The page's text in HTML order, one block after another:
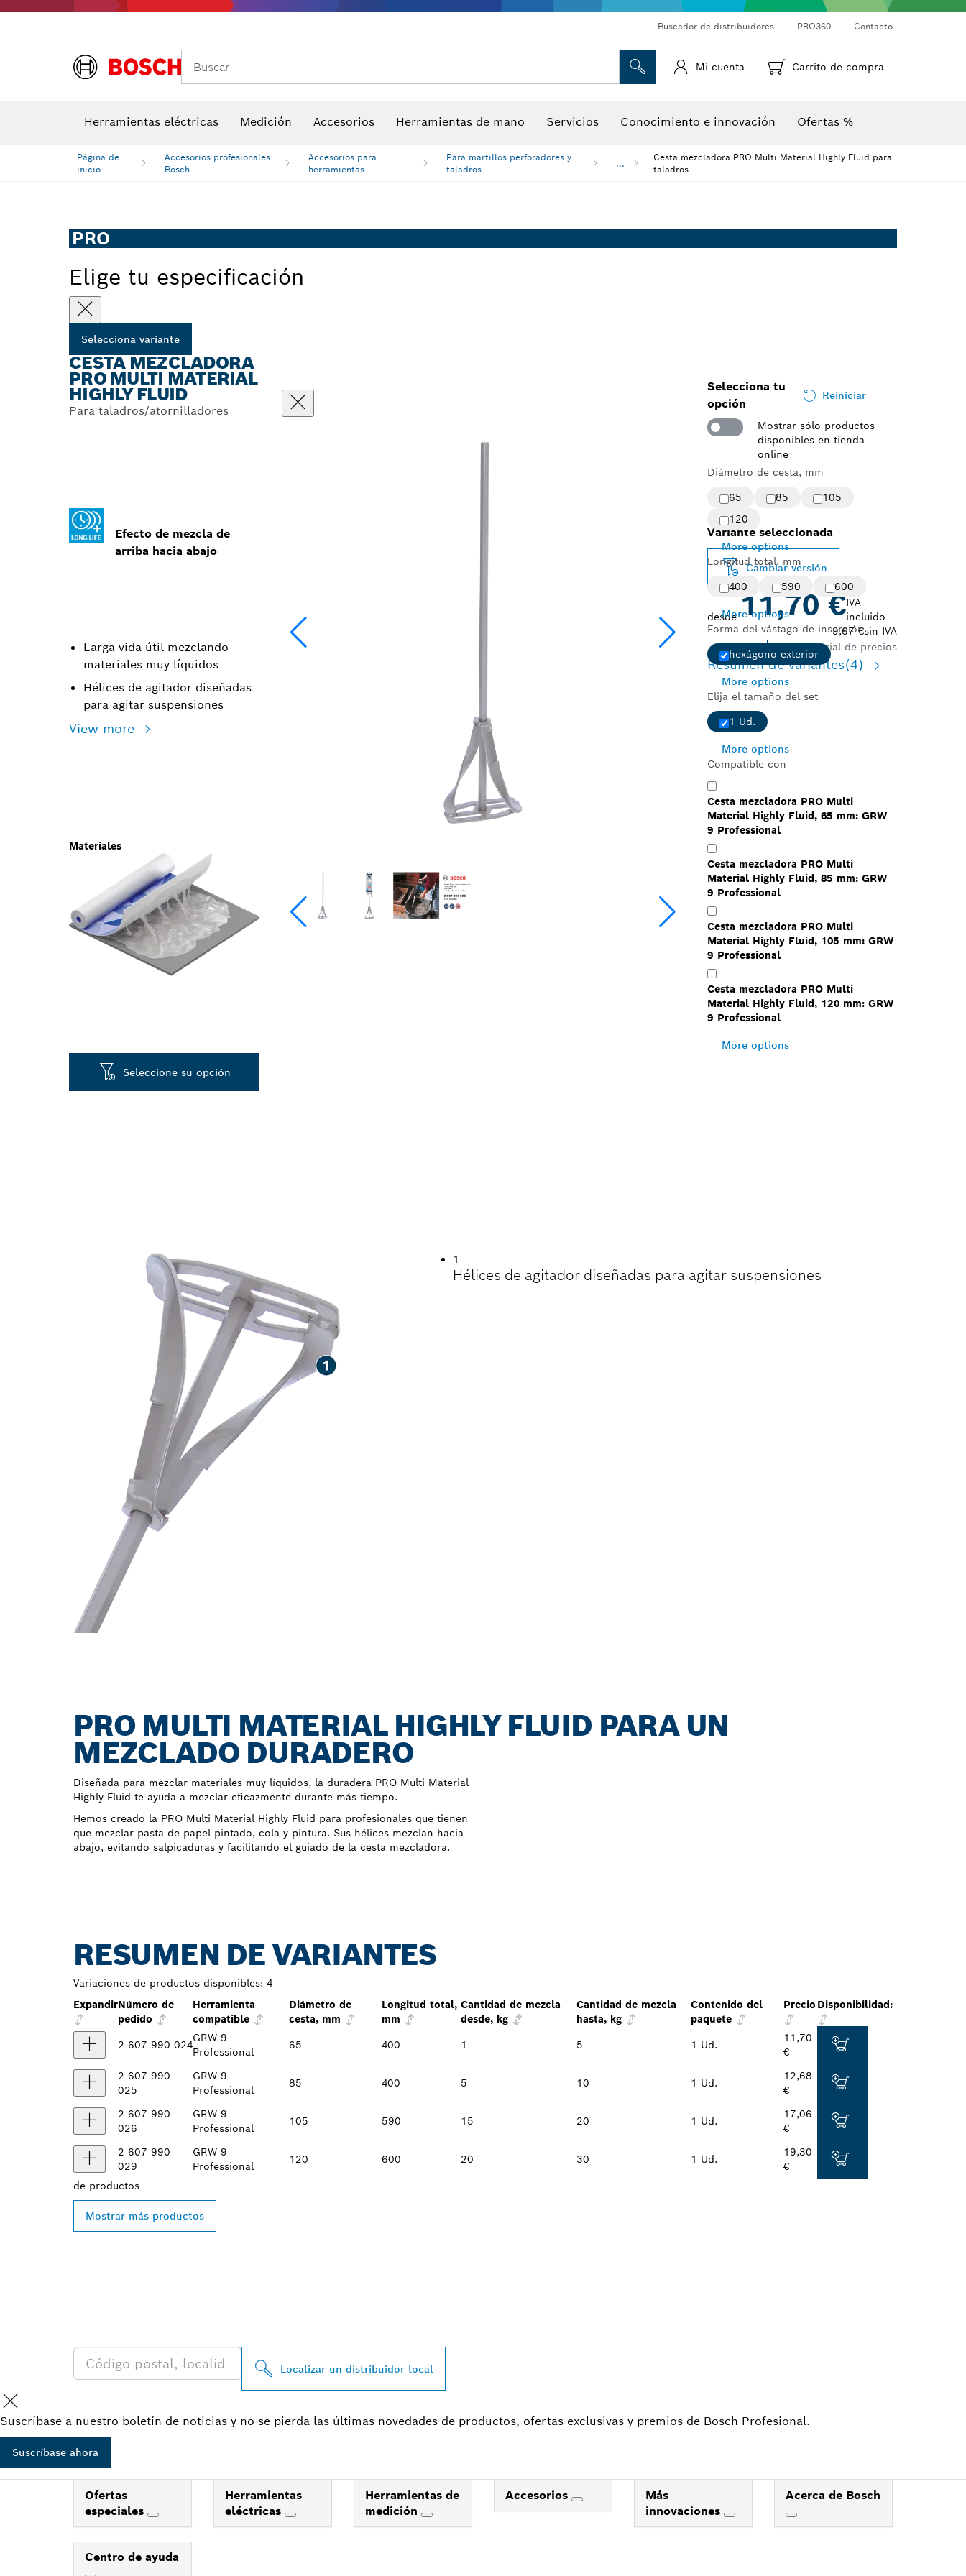
Buscador de distribuidores PRO360 Contacto
Buscar Mi cuenta Carrito de compra
Herramientas eléctricas Medición Accesorios Herramientas de mano Servicios Conocimiento e innovación Ofertas %
Página de
inicio
Accesorios profesionales
Bosch
Accesorios para
herramientas
Para martillos perforadores y
taladros
...
Cesta mezcladora PRO Multi Material Highly Fluid para
taladros
PRO
Elige tu especificación
Selecciona variante
CESTA MEZCLADORA
PRO MULTI MATERIAL
HIGHLY FLUID
Para taladros/atornilladores
Efecto de mezcla de
arriba hacia abajo
Larga vida útil mezclando
materiales muy líquidos
Hélices de agitador diseñadas
para agitar suspensiones
View more
Materiales
Seleccione su opción
Selecciona tu
opción
Reiniciar
Mostrar sólo productos
disponibles en tienda
online
Diámetro de cesta, mm
65
85
105
120
More options
Longitud total, mm
400
590 600
More options
Forma del vástago de inserción
hexágono exterior
More options
Elija el tamaño del set
1 Ud.
More options
Compatible con
Cesta mezcladora PRO Multi
Material Highly Fluid, 65 mm: GRW
9 Professional
Cesta mezcladora PRO Multi
Material Highly Fluid, 85 mm: GRW
9 Professional
Cesta mezcladora PRO Multi
Material Highly Fluid, 105 mm: GRW
9 Professional
Cesta mezcladora PRO Multi
Material Highly Fluid, 120 mm: GRW
9 Professional
More options
Variante seleccionada
Cambiar versión
desde11,70 €IVA
incluido
9,67 €sin IVA
Ver historial de precios
Resumen de variantes(4)
1
Hélices de agitador diseñadas para agitar suspensiones
PRO MULTI MATERIAL HIGHLY FLUID PARA UN
MEZCLADO DURADERO
Diseñada para mezclar materiales muy líquidos, la duradera PRO Multi Material
Highly Fluid te ayuda a mezclar eficazmente durante más tiempo.
Hemos creado la PRO Multi Material Highly Fluid para profesionales que tienen
que mezclar pasta de papel pintado, cola y pintura. Sus hélices mezclan hacia
abajo, evitando salpicaduras y facilitando el guiado de la cesta mezcladora.
RESUMEN DE VARIANTES
Variaciones de productos disponibles: 4
ExpandirNúmero de
pedido
Herramienta
compatible
Diámetro de
cesta, mm
Longitud total,
mm
Cantidad de mezcla
desde, kg
Cantidad de mezcla
hasta, kg
Contenido del
paquete
Precio Disponibilidad:
2 607 990 024
GRW 9
Professional
65 400 1 5 1 Ud.
11,70
€
2 607 990
025
GRW 9
Professional
85 400 5 10 1 Ud.
12,68
€
2 607 990
026
GRW 9
Professional
105 590 15 20 1 Ud.
17,06
€
2 607 990
029
GRW 9
Professional
120 600 20 30 1 Ud.
19,30
€
de productos
Mostrar más productos
Localizar un distribuidor local
Suscríbase a nuestro boletín de noticias y no se pierda las últimas novedades de productos, ofertas exclusivas y premios de Bosch Profesional.
Suscríbase ahora
Ofertas
especiales
Herramientas
eléctricas
Herramientas de
medición
Accesorios
Más
innovaciones
Acerca de Bosch
Centro de ayuda